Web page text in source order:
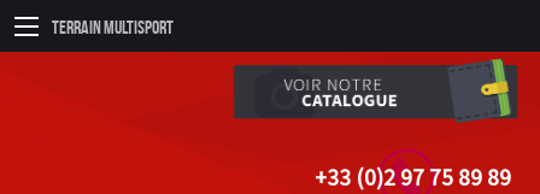
Terrain Multisport
+33 (0)2 97 75 89 89